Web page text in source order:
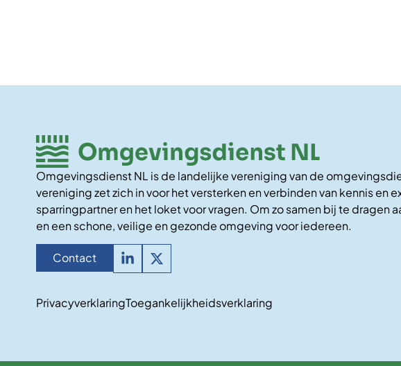
Omgevingsdienst NL is de landelijke vereniging van de
vereniging zet zich in voor het versterken en verbinden van kennis en
sparringpartner en het loket voor vragen. Om zo samen bij te dragen
en een schone, veilige en gezonde omgeving voor iedereen.
Contact
PrivacyverklaringToegankelijkheidsverklaring